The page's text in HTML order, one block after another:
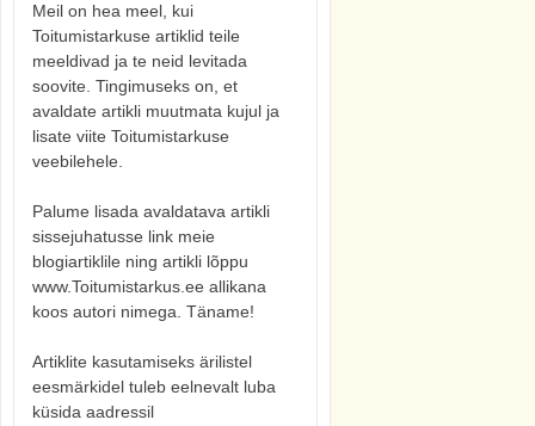
Meil on hea meel, kui
Toitumistarkuse artiklid teile
meeldivad ja te neid levitada
soovite. Tingimuseks on, et
avaldate artikli muutmata kujul ja
lisate viite Toitumistarkuse
veebilehele.
Palume lisada avaldatava artikli
sissejuhatusse link meie
blogiartiklile ning artikli lõppu
www.Toitumistarkus.ee allikana
koos autori nimega. Täname!
Artiklite kasutamiseks ärilistel
eesmärkidel tuleb eelnevalt luba
küsida aadressil